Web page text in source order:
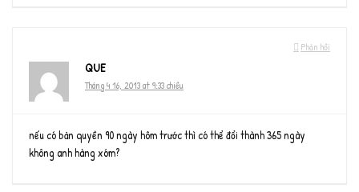
Phản hồi
QUE
Tháng 4 16, 2013 at 9:33 chiều
nếu có bản quyền 90 ngày hôm trước thì có thể đổi thành 365 ngày
không anh hàng xóm?